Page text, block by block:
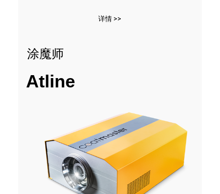
详情 >>
涂魔师
Atline